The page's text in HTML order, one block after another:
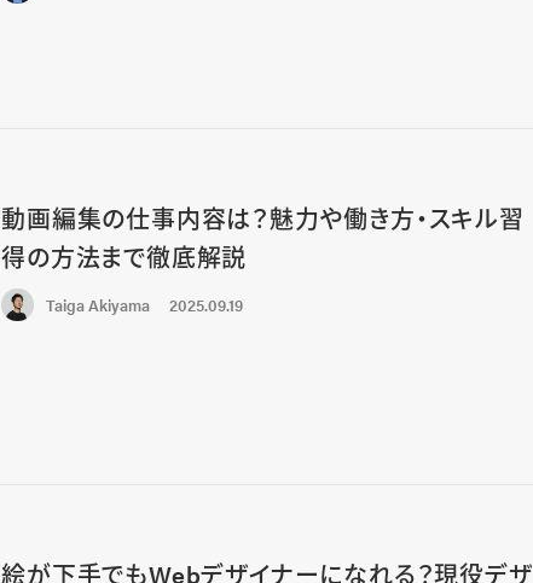
動画編集の仕事内容は？魅力や働き方・スキル習
得の方法まで徹底解説
Taiga Akiyama 2025.09.19
絵が下手でもWebデザイナーになれる？現役デザ